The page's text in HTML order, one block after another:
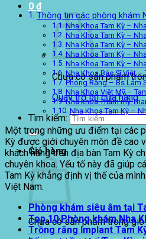
0 ₫
Chưa có sản phẩm
Quay trở lại cửa hàng
Tìm kiếm:
Giỏ hàng
Chưa có sản phẩm trong giỏ
Thông tin các phòng khám
Nha Khoa Tam Kỳ –
Nha Khoa Tam Kỳ –
Nha Khoa Tam Kỳ –
Nha Khoa Tam Kỳ –
Nha Khoa Tam Kỳ –
Nha Khoa Bác Sĩ Việt –
Phòng Răng – Bs Lâm
Nha Khoa Việt Mỹ –
Nha khoa Thẩm mỹ
Nha Khoa Tam Kỳ –
Một trong những ưu điểm tại các
Kỳ được giới chuyên môn đề cao
khách hàng trên địa bàn Tam Kỳ
chuyên khoa. Yếu tố này đã giúp
Tam Kỳ khẳng định vị thế của
Việt Nam.
Phòng khám siêu âm tại
Top 10 Phòng khám Nha
Trồng răng Implant Tam